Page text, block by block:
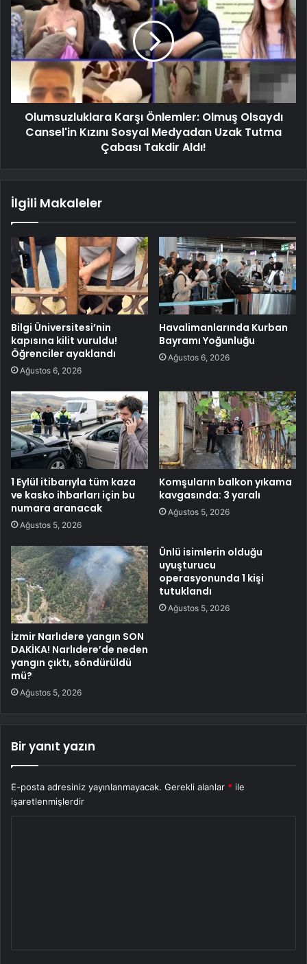
Olumsuzluklara Karşı Önlemler: Olmuş Olsaydı
Cansel'in Kızını Sosyal Medyadan Uzak Tutma
Çabası Takdir Aldı!
İlgili Makaleler
Bilgi Üniversitesi’nin
kapısına kilit vuruldu!
Öğrenciler ayaklandı
Ağustos 6, 2026
Havalimanlarında Kurban
Bayramı Yoğunluğu
Ağustos 6, 2026
1 Eylül itibarıyla tüm kaza
ve kasko ihbarları için bu
numara aranacak
Ağustos 5, 2026
Komşuların balkon yıkama
kavgasında: 3 yaralı
Ağustos 5, 2026
İzmir Narlıdere yangın SON
DAKİKA! Narlıdere’de neden
yangın çıktı, söndürüldü
mü?
Ağustos 5, 2026
Ünlü isimlerin olduğu
uyuşturucu
operasyonunda 1 kişi
tutuklandı
Ağustos 5, 2026
Bir yanıt yazın
E-posta adresiniz yayınlanmayacak. Gerekli alanlar * ile
işaretlenmişlerdir